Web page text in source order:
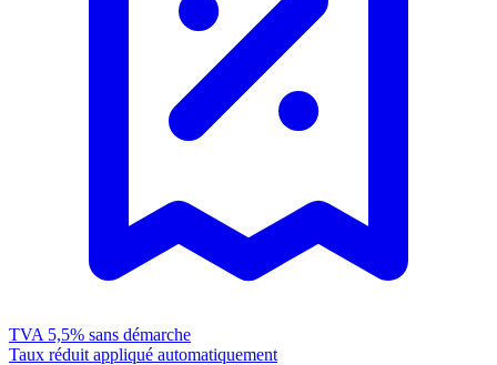
TVA 5,5% sans démarche
Taux réduit appliqué automatiquement